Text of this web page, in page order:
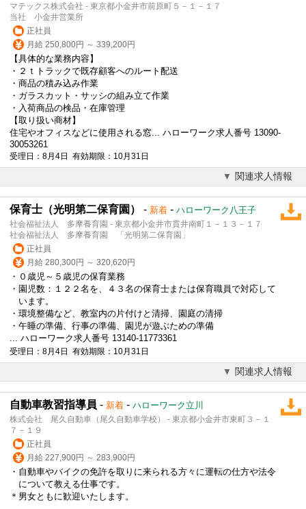
マテックス株式会社 - 東京都小金井市前原町５－１－１７
当社 小金井営業所
正社員
月給 250,800円 ～ 339,200円
【具体的な業務内容】
・２ｔトラックで既存顧客へのルート配送
・商品の積み込み作業
・ガラスカット・サッシの組み立て作業
・入荷商品の検品・在庫管理
【取り扱い商材】
住宅やオフィスなどに使用される窓... ハローワーク求人番号 13090-
30053261
受理日：8月4日 有効期限：10月31日
関連求人情報
保育士（光明第二保育園） - 新着 - ハローワーク八王子
社会福祉法人 多摩養育園 - 東京都小金井市貫井南町１－１３－１７
社会福祉法人 多摩養育園 「光明第二保育園」
正社員
月給 280,300円 ～ 320,620円
・０歳児～５歳児の保育業務
・園児数：１２２名を、４３名の保育士または保育職員で対応して
います。
・環境整備など、教室内の片付けと清掃、園庭の清掃
・午睡の準備、行事の準備、園児が遊ぶための準備
... ハローワーク求人番号 13140-11773361
受理日：8月4日 有効期限：10月31日
関連求人情報
自動車教習指導員 - 新着 - ハローワーク立川
株式会社 尾久自動車（尾久自動車学校） - 東京都小金井市東町３－１
７－１９
正社員
月給 227,900円 ～ 283,900円
・自動車やバイクの免許を取りに来られる方々に運転の仕方や法令
について教える仕事です。
＊男女ともに歓迎いたします。